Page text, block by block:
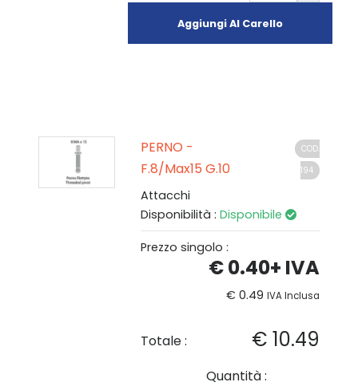
Aggiungi Al Carello
PERNO -
F.8/Max15 G.10
COD.
194
Attacchi
Disponibilità : Disponibile
Prezzo singolo :
€ 0.40+ IVA
€ 0.49 IVA Inclusa
Totale : € 10.49
Quantità :